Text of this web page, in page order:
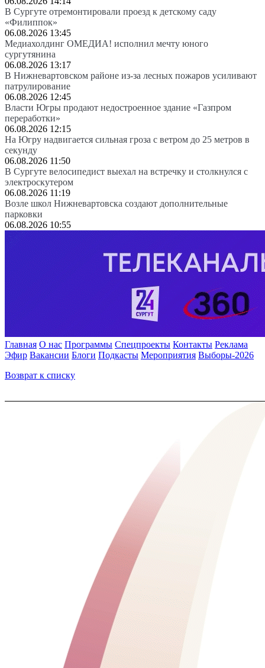
В Сургуте отремонтировали проезд к детскому саду
«Филиппок»
06.08.2026 13:45
Медиахолдинг ОМЕДИА! исполнил мечту юного
сургутянина
06.08.2026 13:17
В Нижневартовском районе из-за лесных пожаров усиливают
патрулирование
06.08.2026 12:45
Власти Югры продают недостроенное здание «Газпром
переработки»
06.08.2026 12:15
На Югру надвигается сильная гроза с ветром до 25 метров в
секунду
06.08.2026 11:50
В Сургуте велосипедист выехал на встречку и столкнулся с
электроскутером
06.08.2026 11:19
Возле школ Нижневартовска создают дополнительные
парковки
06.08.2026 10:55
Главная О нас Программы Спецпроекты Контакты Реклама
Эфир Вакансии Блоги Подкасты Мероприятия Выборы-2026
Возврат к списку